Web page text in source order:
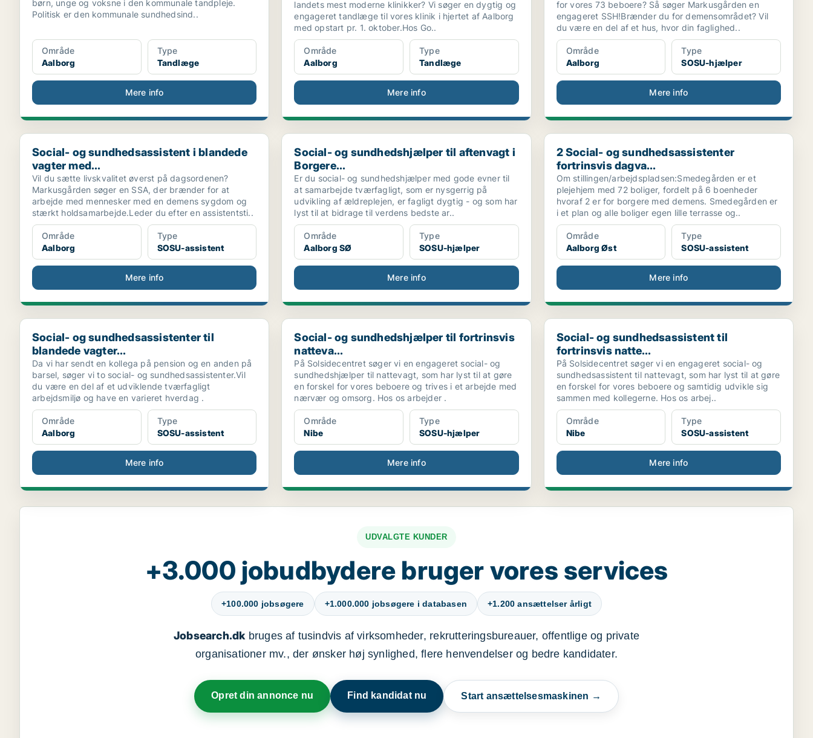
børn, unge og voksne i den kommunale tandpleje.
Politisk er den kommunale sundhedsind..
Område
Aalborg
Type
Tandlæge
Mere info
landets mest moderne klinikker? Vi søger en dygtig og
engageret tandlæge til vores klinik i hjertet af Aalborg
med opstart pr. 1. oktober.Hos Go..
Område
Aalborg
Type
Tandlæge
Mere info
for vores 73 beboere? Så søger Markusgården en
engageret SSH!Brænder du for demensområdet? Vil
du være en del af et hus, hvor din faglighed..
Område
Aalborg
Type
SOSU-hjælper
Mere info
Social- og sundhedsassistent i blandede vagter med...
Social- og sundhedsassistent i blandede
vagter med...
Vil du sætte livskvalitet øverst på dagsordenen?
Markusgården søger en SSA, der brænder for at
arbejde med mennesker med en demens sygdom og
stærkt holdsamarbejde.Leder du efter en assistentsti..
Område
Aalborg
Type
SOSU-assistent
Mere info
Social- og sundhedshjælper til aftenvagt i Borgere...
Social- og sundhedshjælper til aftenvagt i
Borgere...
Er du social- og sundhedshjælper med gode evner til
at samarbejde tværfagligt, som er nysgerrig på
udvikling af ældreplejen, er fagligt dygtig - og som har
lyst til at bidrage til verdens bedste ar..
Område
Aalborg SØ
Type
SOSU-hjælper
Mere info
2 Social- og sundhedsassistenter fortrinsvis dagva...
2 Social- og sundhedsassistenter
fortrinsvis dagva...
Om stillingen/arbejdspladsen:Smedegården er et
plejehjem med 72 boliger, fordelt på 6 boenheder
hvoraf 2 er for borgere med demens. Smedegården er
i et plan og alle boliger egen lille terrasse og..
Område
Aalborg Øst
Type
SOSU-assistent
Mere info
Social- og sundhedsassistenter til blandede vagter...
Social- og sundhedsassistenter til
blandede vagter...
Da vi har sendt en kollega på pension og en anden på
barsel, søger vi to social- og sundhedsassistenter.Vil
du være en del af et udviklende tværfagligt
arbejdsmiljø og have en varieret hverdag .
Område
Aalborg
Type
SOSU-assistent
Mere info
Social- og sundhedshjælper til fortrinsvis natteva...
Social- og sundhedshjælper til fortrinsvis
natteva...
På Solsidecentret søger vi en engageret social- og
sundhedshjælper til nattevagt, som har lyst til at gøre
en forskel for vores beboere og trives i et arbejde med
nærvær og omsorg. Hos os arbejder .
Område
Nibe
Type
SOSU-hjælper
Mere info
Social- og sundhedsassistent til fortrinsvis natte...
Social- og sundhedsassistent til
fortrinsvis natte...
På Solsidecentret søger vi en engageret social- og
sundhedsassistent til nattevagt, som har lyst til at gøre
en forskel for vores beboere og samtidig udvikle sig
sammen med kollegerne. Hos os arbej..
Område
Nibe
Type
SOSU-assistent
Mere info
UDVALGTE KUNDER
+3.000 jobudbydere bruger vores services
+100.000 jobsøgere +1.000.000 jobsøgere i databasen +1.200 ansættelser årligt
Jobsearch.dkbruges af tusindvis af virksomheder, rekrutteringsbureauer, offentlige og private
organisationer mv., der ønsker høj synlighed, flere henvendelser og bedre kandidater.
Opret din annonce nu Find kandidat nu Start ansættelsesmaskinen →